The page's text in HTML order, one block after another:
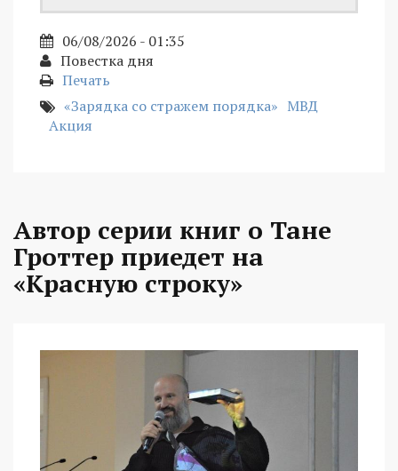
06/08/2026 - 01:35
Повестка дня
Печать
«Зарядка со стражем порядка» МВД
Акция
Автор серии книг о Тане
Гроттер приедет на
«Красную строку»